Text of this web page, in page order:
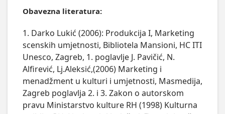
Obavezna literatura:
1. Darko Lukić (2006): Produkcija I, Marketing
scenskih umjetnosti, Bibliotela Mansioni, HC ITI
Unesco, Zagreb, 1. poglavlje J. Pavičić, N.
Alfirević, Lj.Aleksić,(2006) Marketing i
menadžment u kulturi i umjetnosti, Masmedija,
Zagreb poglavlja 2. i 3. Zakon o autorskom
pravu Ministarstvo kulture RH (1998) Kulturna